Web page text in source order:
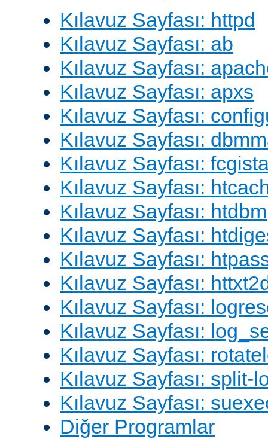
Kılavuz Sayfası: httpd
Kılavuz Sayfası: ab
Kılavuz Sayfası:
Kılavuz Sayfası: apxs
Kılavuz Sayfası:
Kılavuz Sayfası:
Kılavuz Sayfası:
Kılavuz Sayfası:
Kılavuz Sayfası: htdbm
Kılavuz Sayfası:
Kılavuz Sayfası:
Kılavuz Sayfası:
Kılavuz Sayfası:
Kılavuz Sayfası:
Kılavuz Sayfası:
Kılavuz Sayfası: split-
Kılavuz Sayfası:
Diğer Programlar